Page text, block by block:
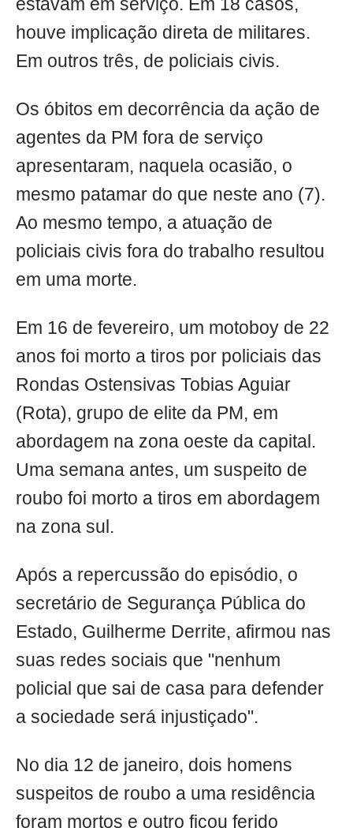
estavam em serviço. Em 18 casos,
houve implicação direta de militares.
Em outros três, de policiais civis.
Os óbitos em decorrência da ação de
agentes da PM fora de serviço
apresentaram, naquela ocasião, o
mesmo patamar do que neste ano (7).
Ao mesmo tempo, a atuação de
policiais civis fora do trabalho resultou
em uma morte.
Em 16 de fevereiro, um motoboy de 22
anos foi morto a tiros por policiais das
Rondas Ostensivas Tobias Aguiar
(Rota), grupo de elite da PM, em
abordagem na zona oeste da capital.
Uma semana antes, um suspeito de
roubo foi morto a tiros em abordagem
na zona sul.
Após a repercussão do episódio, o
secretário de Segurança Pública do
Estado, Guilherme Derrite, afirmou nas
suas redes sociais que "nenhum
policial que sai de casa para defender
a sociedade será injustiçado".
No dia 12 de janeiro, dois homens
suspeitos de roubo a uma residência
foram mortos e outro ficou ferido